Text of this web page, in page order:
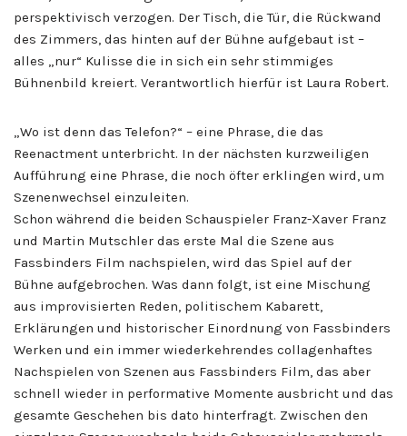
perspektivisch verzogen. Der Tisch, die Tür, die Rückwand
des Zimmers, das hinten auf der Bühne aufgebaut ist –
alles „nur“ Kulisse die in sich ein sehr stimmiges
Bühnenbild kreiert. Verantwortlich hierfür ist Laura Robert.
„Wo ist denn das Telefon?“ – eine Phrase, die das
Reenactment unterbricht. In der nächsten kurzweiligen
Aufführung eine Phrase, die noch öfter erklingen wird, um
Szenenwechsel einzuleiten.
Schon während die beiden Schauspieler Franz-Xaver Franz
und Martin Mutschler das erste Mal die Szene aus
Fassbinders Film nachspielen, wird das Spiel auf der
Bühne aufgebrochen. Was dann folgt, ist eine Mischung
aus improvisierten Reden, politischem Kabarett,
Erklärungen und historischer Einordnung von Fassbinders
Werken und ein immer wiederkehrendes collagenhaftes
Nachspielen von Szenen aus Fassbinders Film, das aber
schnell wieder in performative Momente ausbricht und das
gesamte Geschehen bis dato hinterfragt. Zwischen den